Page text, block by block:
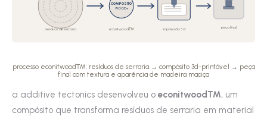
resíduos de serraria
COMPÓSITO
WOOD+
econitwood™ impressão 3d peça final
processo econitwood™: resíduos de serraria → compósito 3d-printável → peça
final com textura e aparência de madeira maciça
a additive tectonics desenvolveu o econitwood™, um
compósito que transforma resíduos de serraria em material